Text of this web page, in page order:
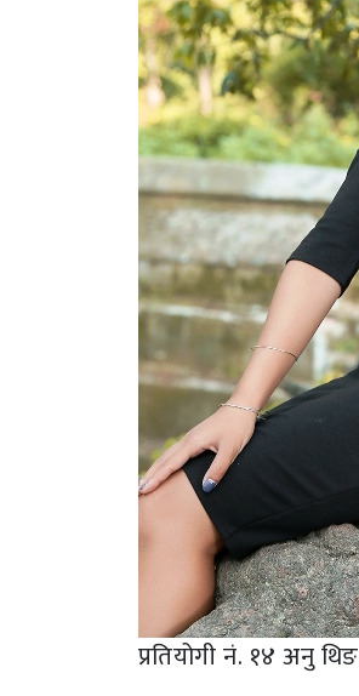
प्रतियोगी नं. १४ अनु थिङ